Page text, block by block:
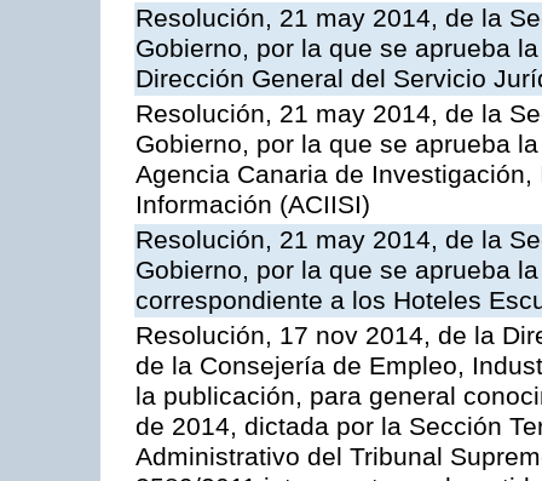
Resolución, 21 may 2014, de la
Gobierno, por la que se aprueba
Dirección General del Servicio
Resolución, 21 may 2014, de la
Gobierno, por la que se aprueba
Agencia Canaria de
Información (ACIISI)
Resolución, 21 may 2014, de la
Gobierno, por la que se aprueba
correspondiente a los Hoteles
Resolución, 17 nov 2014, de la
de la Consejería de Empleo,
la publicación, para general
de 2014, dictada por la Sección
Administrativo del Tribunal